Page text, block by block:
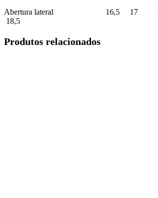
Abertura lateral 16,5 17
18,5
Produtos relacionados